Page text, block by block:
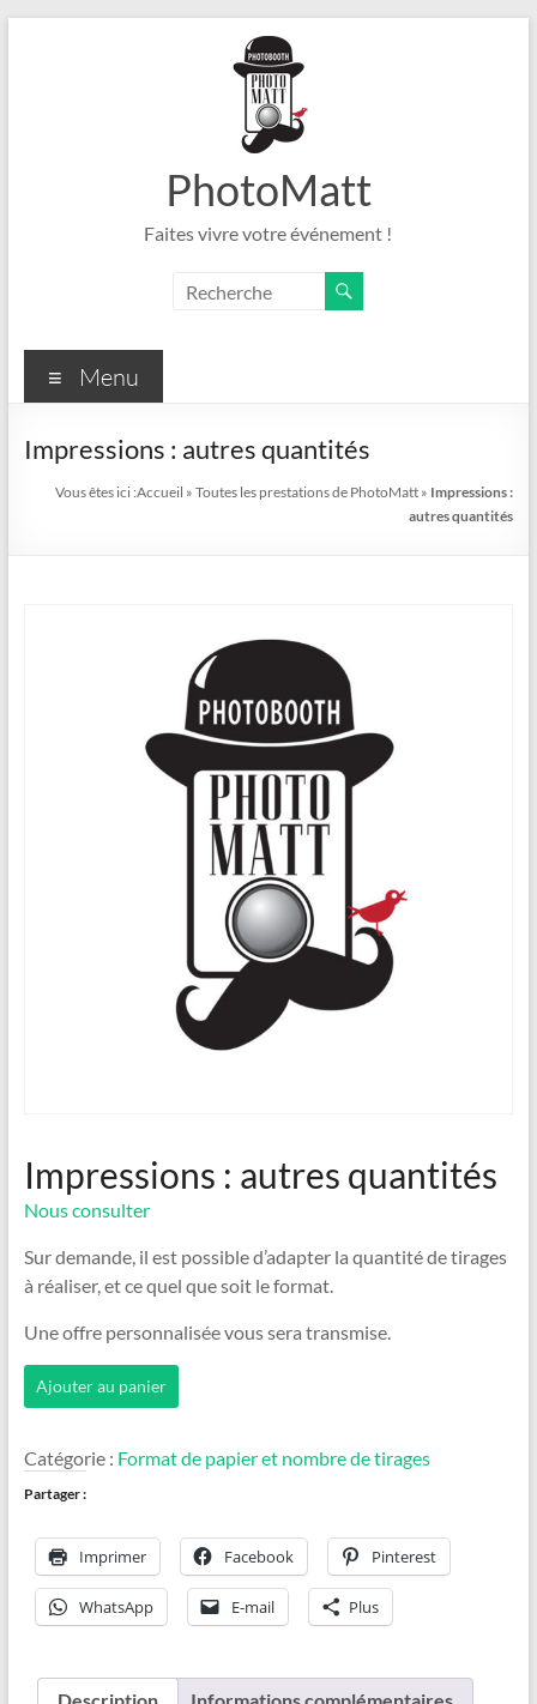
PhotoMatt
Faites vivre votre événement !
Menu
Impressions : autres quantités
Vous êtes ici :Accueil »Toutes les prestations de PhotoMatt » Impressions :
autres quantités
Impressions : autres quantités
Nous consulter
Sur demande, il est possible d’adapter la quantité de tirages
à réaliser, et ce quel que soit le format.
Une offre personnalisée vous sera transmise.
quantité
autres
quantités
Ajouter au panier
Catégorie : Format de papier et nombre de tirages
Partager :
Imprimer Facebook Pinterest
WhatsApp E-mail Plus